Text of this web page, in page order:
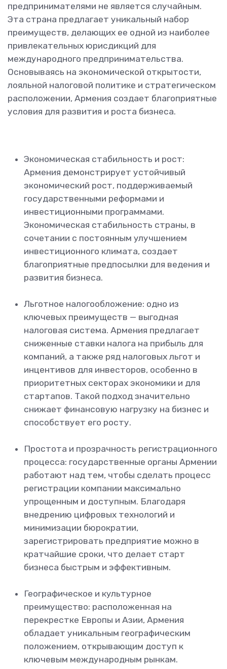
предпринимателями не является случайным.
Эта страна предлагает уникальный набор
преимуществ, делающих ее одной из наиболее
привлекательных юрисдикций для
международного предпринимательства.
Основываясь на экономической открытости,
лояльной налоговой политике и стратегическом
расположении, Армения создает благоприятные
условия для развития и роста бизнеса.
Экономическая стабильность и рост:
Армения демонстрирует устойчивый
экономический рост, поддерживаемый
государственными реформами и
инвестиционными программами.
Экономическая стабильность страны, в
сочетании с постоянным улучшением
инвестиционного климата, создает
благоприятные предпосылки для ведения и
развития бизнеса.
Льготное налогообложение: одно из
ключевых преимуществ — выгодная
налоговая система. Армения предлагает
сниженные ставки налога на прибыль для
компаний, а также ряд налоговых льгот и
инцентивов для инвесторов, особенно в
приоритетных секторах экономики и для
стартапов. Такой подход значительно
снижает финансовую нагрузку на бизнес и
способствует его росту.
Простота и прозрачность регистрационного
процесса: государственные органы Армении
работают над тем, чтобы сделать процесс
регистрации компании максимально
упрощенным и доступным. Благодаря
внедрению цифровых технологий и
минимизации бюрократии,
зарегистрировать предприятие можно в
кратчайшие сроки, что делает старт
бизнеса быстрым и эффективным.
Географическое и культурное
преимущество: расположенная на
перекрестке Европы и Азии, Армения
обладает уникальным географическим
положением, открывающим доступ к
ключевым международным рынкам.